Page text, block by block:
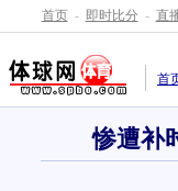
首页 - 即时比分 - 直
首
惨遭补